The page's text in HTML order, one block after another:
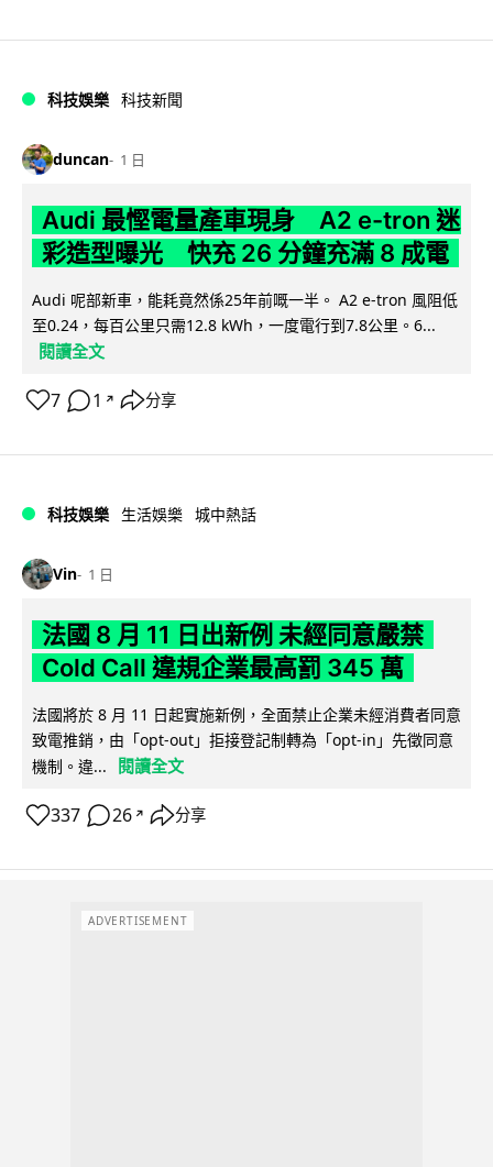
科技娛樂 科技新聞
duncan 1 日
Audi 最慳電量產車現身 A2 e-tron 迷
彩造型曝光 快充 26 分鐘充滿 8 成電
Audi 呢部新車，能耗竟然係25年前嘅一半。 A2 e-tron 風阻低
至0.24，每百公里只需12.8 kWh，一度電行到7.8公里。6...
閱讀全文
7 1 ↗ 分享
科技娛樂 生活娛樂 城中熱話
Vin 1 日
法國 8 月 11 日出新例 未經同意嚴禁
Cold Call 違規企業最高罰 345 萬
法國將於 8 月 11 日起實施新例，全面禁止企業未經消費者同意
致電推銷，由「opt-out」拒接登記制轉為「opt-in」先徵同意
機制。違...
閱讀全文
337 26 ↗ 分享
ADVERTISEMENT